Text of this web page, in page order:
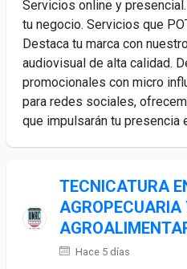
Servicios online y
tu negocio. Servicios que
Destaca tu marca con
audiovisual de alta calidad.
promocionales con micro
para redes sociales,
que impulsarán tu presencia
TECNICATURA
AGROPECUARIA
Hace 5 días